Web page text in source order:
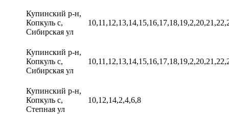
Купинский р-н,
Копкуль с,
Сибирская ул
Купинский р-н,
Копкуль с,
Сибирская ул
Купинский р-н,
Копкуль с,
Степная ул
10,12,14,2,4,6,8